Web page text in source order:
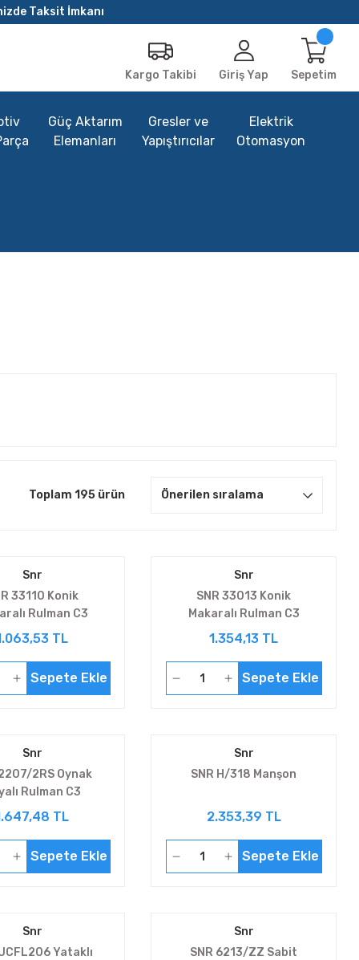
Taksit İmkanı
Kargo Takibi Giriş Yap Sepetim
Güç Aktarım
Elemanları
Gresler ve
Yapıştırıcılar
Elektrik
Otomasyon
Toplam 195 ürün
Snr
33110 Konik
Rulman C3
TL
Sepete Ekle
Snr
SNR 33013 Konik
Makaralı Rulman C3
1.354,13 TL
Sepete Ekle
Snr
2RS Oynak
Rulman C3
TL
Sepete Ekle
Snr
SNR H/318 Manşon
2.353,39 TL
Sepete Ekle
Snr
Yataklı
Snr
SNR 6213/ZZ Sabit